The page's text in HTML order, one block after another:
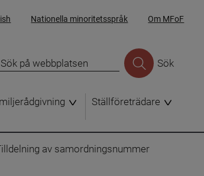
Nationella minoritetsspråk Om MFoF
Sök
Ställföreträdare
av samordningsnummer